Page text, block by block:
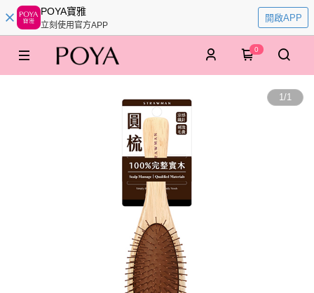
POYA寶雅
立刻使用官方APP
開啟APP
0
1/1